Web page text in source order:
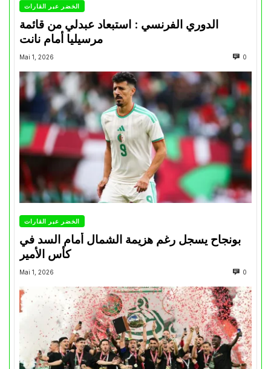
الخضر عبر القارات
الدوري الفرنسي : استبعاد عبدلي من قائمة
مرسيليا أمام نانت
Mai 1, 2026 0
الخضر عبر القارات
بونجاح يسجل رغم هزيمة الشمال أمام السد في
كأس الأمير
Mai 1, 2026 0